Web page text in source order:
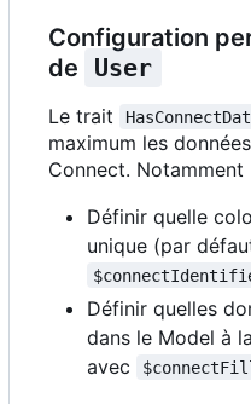
Configuration
de
User
Le trait
maximum les
Connect. Notamment
Définir quelle
unique (par
Définir quelles
dans le Model à
avec